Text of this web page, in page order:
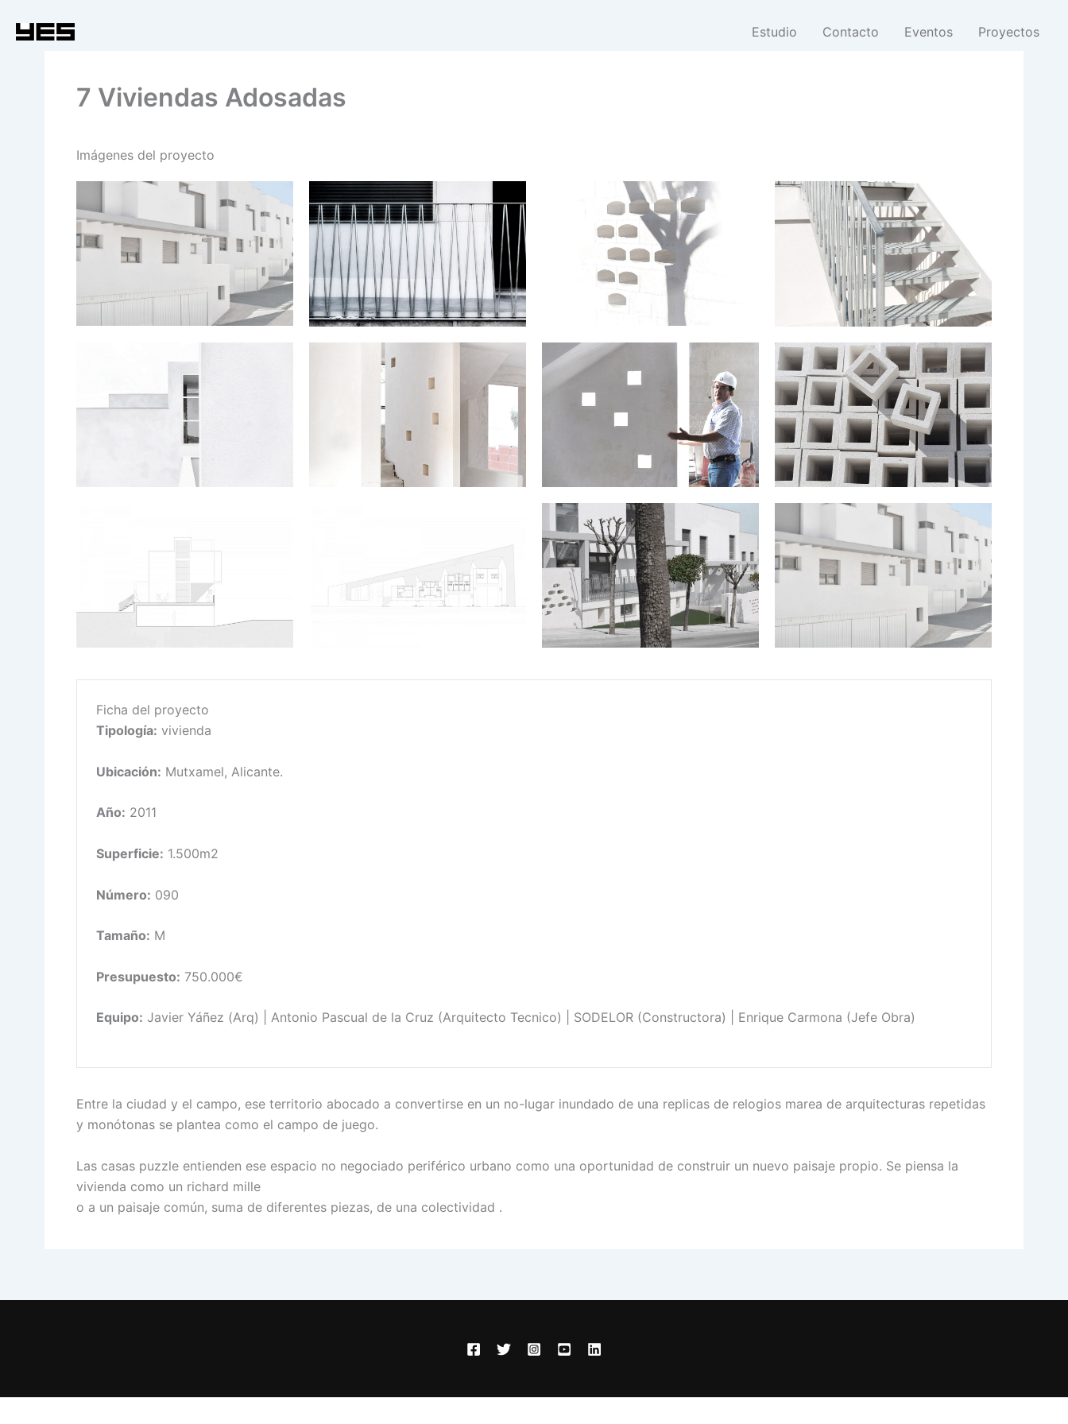
Estudio Contacto Eventos Proyectos
7 Viviendas Adosadas
Imágenes del proyecto
Ficha del proyecto
Tipología: vivienda
Ubicación: Mutxamel, Alicante.
Año: 2011
Superficie: 1.500m2
Número: 090
Tamaño: M
Presupuesto: 750.000€
Equipo: Javier Yáñez (Arq) | Antonio Pascual de la Cruz (Arquitecto Tecnico) | SODELOR (Constructora) | Enrique Carmona (Jefe Obra)
Entre la ciudad y el campo, ese territorio abocado a convertirse en un no-lugar inundado de una replicas de relogios marea de arquitecturas repetidas
y monótonas se plantea como el campo de juego.
Las casas puzzle entienden ese espacio no negociado periférico urbano como una oportunidad de construir un nuevo paisaje propio. Se piensa la
vivienda como un richard mille
o a un paisaje común, suma de diferentes piezas, de una colectividad .